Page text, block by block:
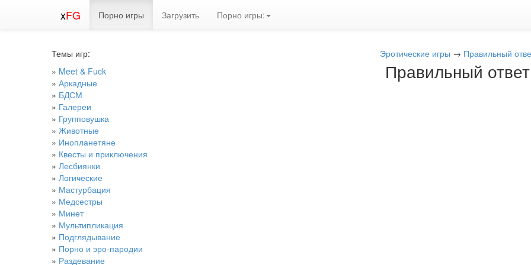
xFG Порно игры Загрузить Порно игры:
Темы игр:
» Meet & Fuck
» Аркадные
» БДСМ
» Галереи
» Групповушка
» Животные
» Инопланетяне
» Квесты и приключения
» Лесбиянки
» Логические
» Мастурбация
» Медсестры
» Минет
» Мультипликация
» Подглядывание
» Порно и эро-пародии
» Раздевание
Эротические игры → Правильный
Правильный ответ